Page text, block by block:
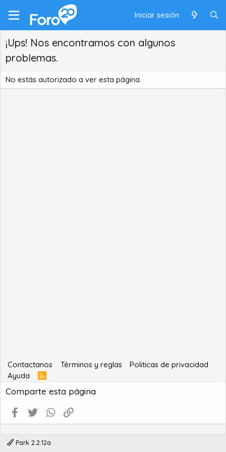
Iniciar sesión
¡Ups! Nos encontramos con algunos
problemas.
No estás autorizado a ver esta página.
Contactanos Términos y reglas
Politicas de privacidad
Ayuda
R
S
S
Comparte esta página
Facebook
Twitter WhatsApp
Park 2.2.12a